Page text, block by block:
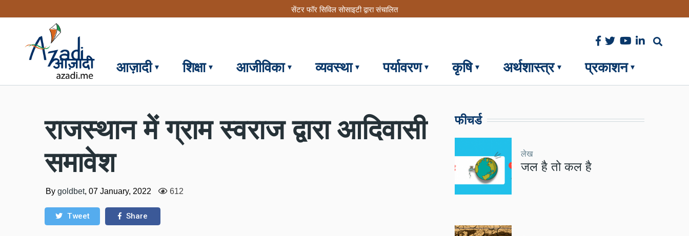
to
content
सेंटर फॉर सिविल सोसाइटी द्वारा संचालित
आज़ादी शिक्षा आजीविका व्यवस्था पर्यावरण कृषि अर्थशास्त्र प्रकाशन
राजस्थान में ग्राम स्वराज द्वारा आदिवासी
समावेश
By goldbet, 07 January, 2022 612
Tweet Share
फीचर्ड
लेख
जल है तो कल है